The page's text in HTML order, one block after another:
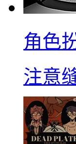
角色
注意